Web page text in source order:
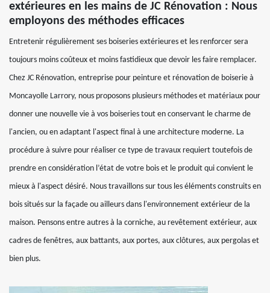
extérieures en les mains de JC Rénovation : Nous
employons des méthodes efficaces
Entretenir régulièrement ses boiseries extérieures et les renforcer sera
toujours moins coûteux et moins fastidieux que devoir les faire remplacer.
Chez JC Rénovation, entreprise pour peinture et rénovation de boiserie à
Moncayolle Larrory, nous proposons plusieurs méthodes et matériaux pour
donner une nouvelle vie à vos boiseries tout en conservant le charme de
l'ancien, ou en adaptant l'aspect final à une architecture moderne. La
procédure à suivre pour réaliser ce type de travaux requiert toutefois de
prendre en considération l’état de votre bois et le produit qui convient le
mieux à l'aspect désiré. Nous travaillons sur tous les éléments construits en
bois situés sur la façade ou ailleurs dans l'environnement extérieur de la
maison. Pensons entre autres à la corniche, au revêtement extérieur, aux
cadres de fenêtres, aux battants, aux portes, aux clôtures, aux pergolas et
bien plus.